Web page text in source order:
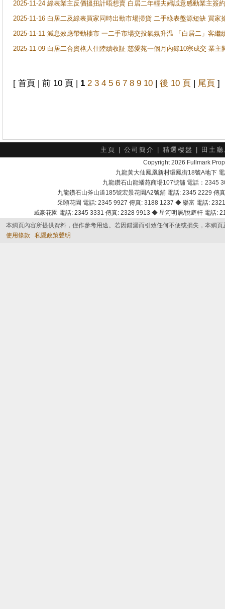
2025-11-24 綠表業主反價搵扭計唔想賣 白居二年輕夫婦誠意感動業主簽
2025-11-16 白居二及綠表買家同時出動市場掃貨 二手綠表盤源短缺 買
2025-11-11 減息效應帶動樓市 一二手市場交投氣氛升温 「白居二」客
2025-11-09 白居二合資格人仕陸續收証 慈愛苑一個月內錄10宗成交 業
[ 首頁 | 前 10 頁 | 1 2 3 4 5 6 7 8 9 10 | 後 10 頁 | 尾頁 ]
主頁 公司簡介 精選樓盤 田土
Copyright 2026 Fullmark
九龍黃大仙鳳凰新村環鳳街18號A地下
九龍鑽石山龍蟠苑商場107號舖 電話：2345
九龍鑽石山斧山道185號宏景花園A2號舖 電話: 2345 2229
采頣花園 電話: 2345 9927 傳真: 3188 1237 ◆ 樂富 電話:
威豪花園 電話: 2345 3331 傳真: 2328 9913 ◆ 星河明居/悅庭軒 電話
本網頁內容所提供資料，僅作參考用途。若因錯漏而引致任何不便或損失，本網
使用條款
私隱政策聲明